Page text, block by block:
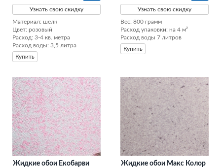
Узнать свою скидку
Материал: шелк
Цвет: розовый
Расход: 3-4 кв. метра
Расход воды: 3,5 литра
Купить
Узнать свою скидку
Вес: 800 грамм
Расход упаковки: на 4 м²
Расход воды 7 литров
Купить
Жидкие обои Екобарви
Жидкие обои Макс Колор